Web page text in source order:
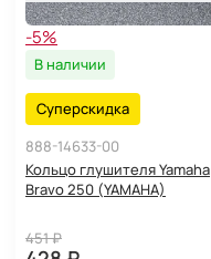
-5%
В наличии
Суперскидка
888-14633-00
Кольцо глушителя Yamaha
Bravo 250 (YAMAHA)
451 ₽